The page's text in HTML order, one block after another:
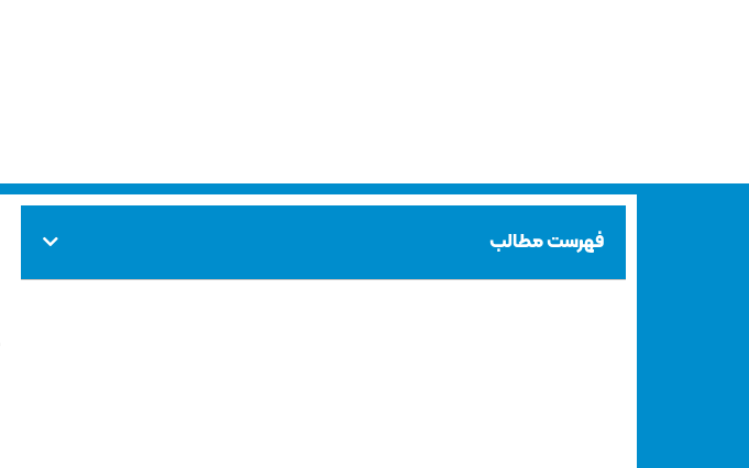
فهرست مطالب